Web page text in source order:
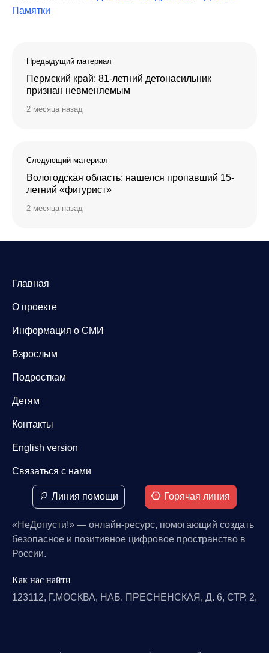
Памятки
Предыдущий материал
Пермский край: 81-летний детонасильник
признан невменяемым
2 месяца назад
Следующий материал
Вологодская область: нашелся пропавший 15-
летний «фигурист»
2 месяца назад
Главная
О проекте
Информация о СМИ
Взрослым
Подросткам
Детям
Контакты
English version
Связаться с нами
Линия помощи Горячая линия
«НеДопусти!» — онлайн-ресурс, помогающий создать
безопасное и позитивное цифровое пространство в
России.
Как нас найти
123112, Г.МОСКВА, НАБ. ПРЕСНЕНСКАЯ, Д. 6, СТР. 2,